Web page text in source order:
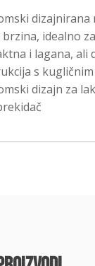
brzina, idealno
i lagana, ali
s
dizajn za